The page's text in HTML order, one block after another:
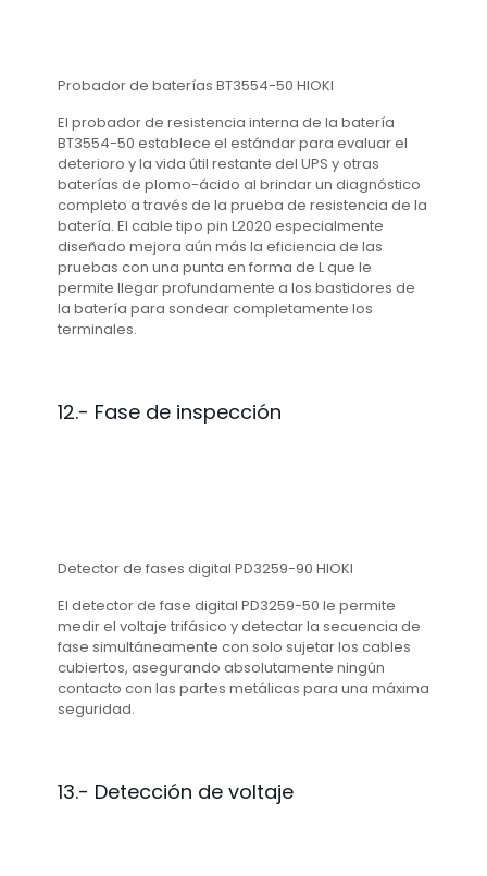
Probador de baterías BT3554-50 HIOKI
El probador de resistencia interna de la batería
BT3554-50 establece el estándar para evaluar el
deterioro y la vida útil restante del UPS y otras
baterías de plomo-ácido al brindar un diagnóstico
completo a través de la prueba de resistencia de la
batería. El cable tipo pin L2020 especialmente
diseñado mejora aún más la eficiencia de las
pruebas con una punta en forma de L que le
permite llegar profundamente a los bastidores de
la batería para sondear completamente los
terminales.
12.- Fase de inspección
Detector de fases digital PD3259-90 HIOKI
El detector de fase digital PD3259-50 le permite
medir el voltaje trifásico y detectar la secuencia de
fase simultáneamente con solo sujetar los cables
cubiertos, asegurando absolutamente ningún
contacto con las partes metálicas para una máxima
seguridad.
13.- Detección de voltaje